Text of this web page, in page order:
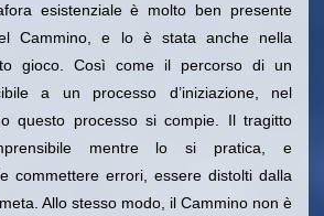
esistenziale è molto ben presente
Cammino, e lo è stata anche nella
gioco. Così come il percorso di un
a un processo d’iniziazione, nel
questo processo si compie.
Il tragitto
mentre lo si pratica, e
commettere errori, essere distolti dalla
Allo stesso modo, il Cammino non è